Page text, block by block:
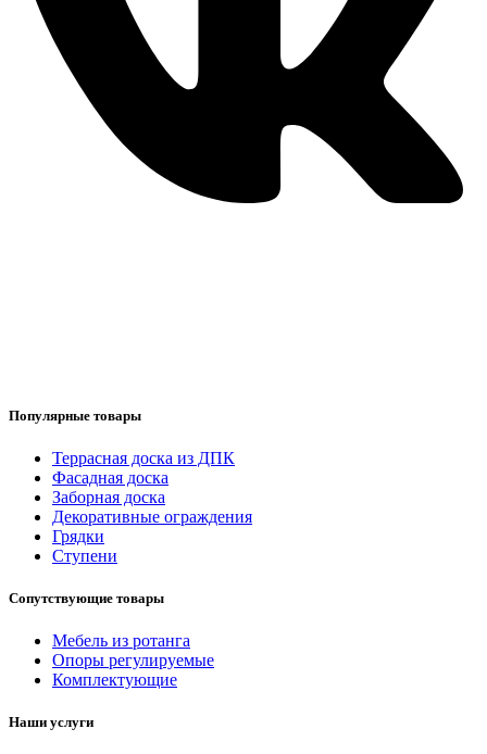
Популярные товары
Террасная доска из ДПК
Фасадная доска
Заборная доска
Декоративные ограждения
Грядки
Ступени
Сопутствующие товары
Мебель из ротанга
Опоры регулируемые
Комплектующие
Наши услуги